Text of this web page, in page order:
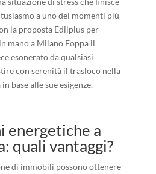
a uno dei momenti più
la proposta Edilplus per
mano a Milano Foppa il
esonerato da qualsiasi
con serenità il trasloco nella
base alle sue esigenze.
energetiche a
quali vantaggi?
di immobili possono ottenere